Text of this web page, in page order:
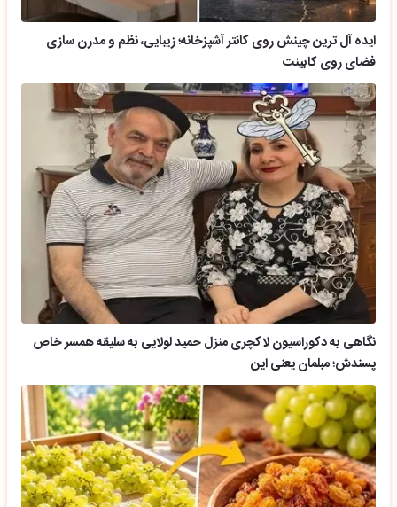
ایده آل ترین چینش روی کانتر آشپزخانه؛ زیبایی، نظم و مدرن سازی
فضای روی کابینت
نگاهی به دکوراسیون لاکچری منزل حمید لولایی به سلیقه همسر خاص
پسندش؛ مبلمان یعنی این